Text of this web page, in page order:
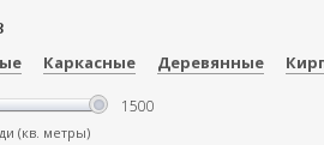
Каркасные Деревянные
(кв. метры)